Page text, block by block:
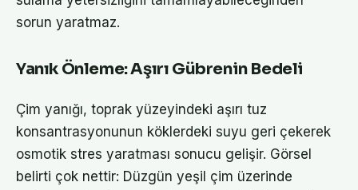
sorun yaratmaz.
Yanık Önleme: Aşırı Gübrenin Bedeli
Çim yanığı, toprak yüzeyindeki aşırı tuz
konsantrasyonunun köklerdeki suyu geri çekerek
osmotik stres yaratması sonucu gelişir. Görsel
belirti çok nettir: Düzgün yeşil çim üzerinde